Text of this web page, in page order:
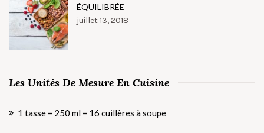
ÉQUILIBRÉE
juillet 13, 2018
Les Unités De Mesure En Cuisine
1 tasse = 250 ml = 16 cuillères à soupe